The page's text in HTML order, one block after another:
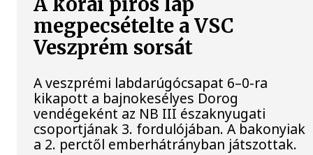
megpecsételte a VSC
Veszprém sorsát
A veszprémi labdarúgócsapat 6–0-ra
kikapott a bajnokesélyes Dorog
vendégeként az NB III északnyugati
csoportjának 3. fordulójában. A bakonyiak
a 2. perctől emberhátrányban játszottak.